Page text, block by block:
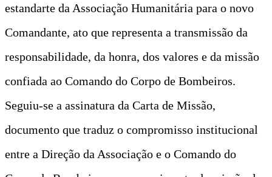
estandarte da Associação Humanitária para o novo
Comandante, ato que representa a transmissão da
responsabilidade, da honra, dos valores e da missão
confiada ao Comando do Corpo de Bombeiros.
Seguiu-se a assinatura da Carta de Missão,
documento que traduz o compromisso institucional
entre a Direção da Associação e o Comando do